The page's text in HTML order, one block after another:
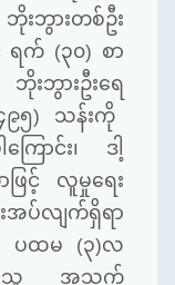
ဘိုးဘွားတစ်ဦး
ရက် (၃၀) စာ
ဘိုးဘွားဦးရေ
၉၅) သန်းကို
ောင်း၊
ဒါ့
ြင့်
လူမှုရေး
အပ်လျက်ရှိရာ
ပထမ (၃)လ
သူ အသက်